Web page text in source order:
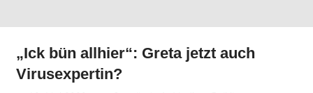
„Ick bün allhier“: Greta jetzt auch
Virusexpertin?